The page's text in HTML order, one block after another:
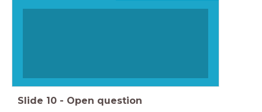
Slide 10 - Open question